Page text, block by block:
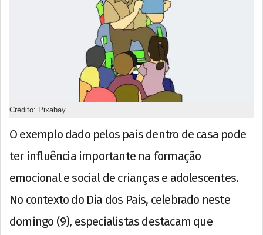
Crédito: Pixabay
O exemplo dado pelos pais dentro de casa pode
ter influência importante na formação
emocional e social de crianças e adolescentes.
No contexto do Dia dos Pais, celebrado neste
domingo (9), especialistas destacam que